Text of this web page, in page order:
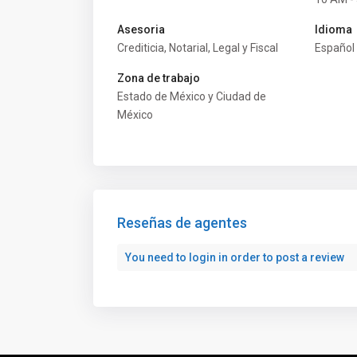
Asesoria
Crediticia, Notarial, Legal y Fiscal
Idioma
Español
Zona de trabajo
Estado de México y Ciudad de
México
Reseñas de agentes
You need to login in order to post a review
Vende tu casa o encuentra una
con nosotros
Redes Sociales